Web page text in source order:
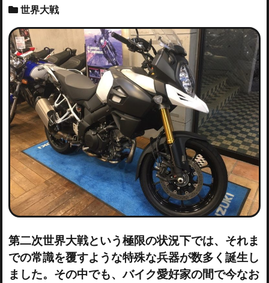
世界大戦
第二次世界大戦という極限の状況下では、それま
での常識を覆すような特殊な兵器が数多く誕生し
ました。その中でも、バイク愛好家の間で今なお